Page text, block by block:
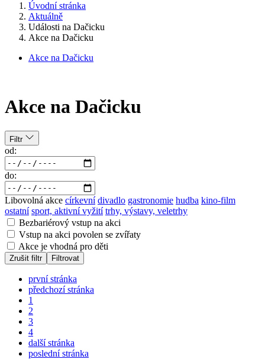
Úvodní stránka
Aktuálně
Události na Dačicku
Akce na Dačicku
Akce na Dačicku
Akce na Dačicku
Filtr
od:
do:
Libovolná akce církevní divadlo gastronomie hudba kino-film
ostatní sport, aktivní vyžití trhy, výstavy, veletrhy
Bezbariérový vstup na akci
Vstup na akci povolen se zvířaty
Akce je vhodná pro děti
Zrušit filtr Filtrovat
první stránka
předchozí stránka
1
2
3
4
další stránka
poslední stránka